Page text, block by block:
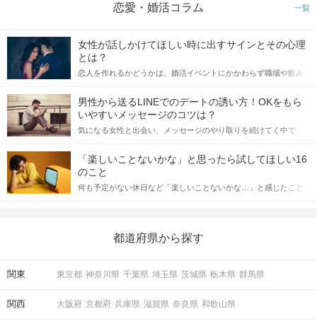
恋愛・婚活コラム 一覧
女性が話しかけてほしい時に出すサインとその心理
とは？
恋人を作れるかどうかは、婚活イベントにかかわらず職場や飲み
てアプローチできるかにも左右されます。 これから恋人作りを本
格的に始めようとしている方は、女性が異性を求めて出すサイン
をしっかりと理解し、正しい行動に移せるかどうかが重要。 この
記事では、女性が話しかけて欲しい時に出すサインとその心理を
合にどのような行動に繋げるべきかをご紹介していきます。
男性から送るLINEでのデートの誘い方！OKをもら
いやすいメッセージのコツは？
気になる女性と出会い、メッセージのやり取りを続けてく中で
しかし、中には「どう誘ったらいいの？」とお困りの男性もいら
っしゃるのではないでしょうか。 そこで今回は、男性から女性へ
送るLINEでのデートの誘い方のコツをご紹介します。例文も混じ
えながら解説するので、ぜひ参考にしてください。
「楽しいことないかな」と思ったら試してほしい16
のこと
何も予定がない休日など「楽しいことないかな…」と感じたこと
の楽しいことアイデアを集めました♪ いままさに楽しいことを探し
都道府県から探す
関東 東京都 神奈川県 千葉県 埼玉県 茨城県 栃木県 群馬県
関西 大阪府 京都府 兵庫県 滋賀県 奈良県 和歌山県